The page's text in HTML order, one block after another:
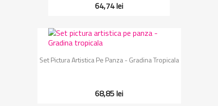
64,74 lei
Set Pictura Artistica Pe Panza - Gradina Tropicala
68,85 lei